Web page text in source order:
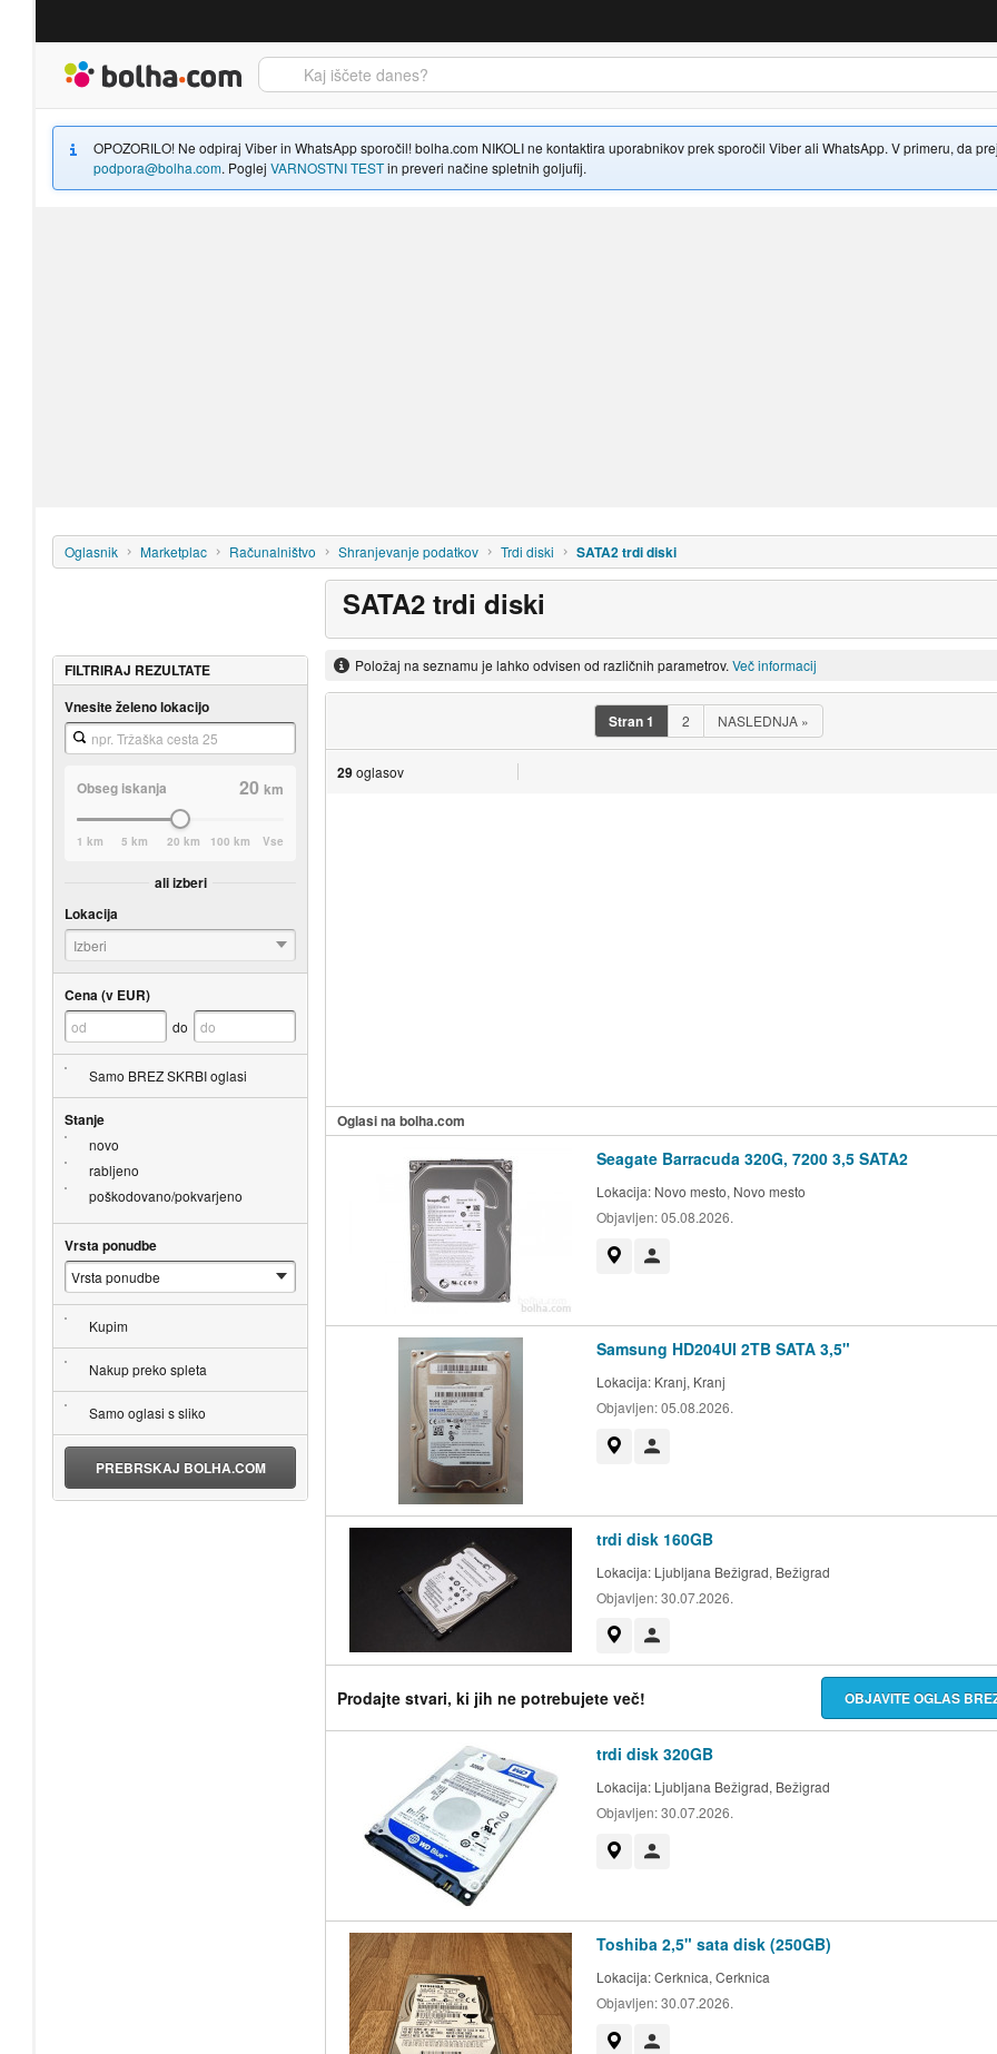
OPOZORILO! Ne odpiraj Viber in WhatsApp sporočil! bolha.com NIKOLI ne kontaktira uporabnikov prek sporočil Viber ali WhatsApp. V primeru, da
podpora@bolha.com. Poglej VARNOSTNI TESTin preveri načine spletnih goljufij.
Oglasnik Marketplac Računalništvo Shranjevanje podatkov Trdi diski SATA2 trdi diski
SATA2 trdi diski
Položaj na seznamu je lahko odvisen od različnih parametrov. Več informacij
Stran1 2 NASLEDNJA »
29oglasov
Oglasi na bolha.com
Seagate Barracuda 320G, 7200 3,5 SATA2
Lokacija: Novo mesto, Novo mesto
Objavljen:05.08.2026.
Samsung HD204UI 2TB SATA 3,5"
Lokacija: Kranj, Kranj
Objavljen:05.08.2026.
trdi disk 160GB
Lokacija: Ljubljana Bežigrad, Bežigrad
Objavljen:30.07.2026.
Prodajte stvari, ki jih ne potrebujete več! OBJAVITE OGLAS
trdi disk 320GB
Lokacija: Ljubljana Bežigrad, Bežigrad
Objavljen:30.07.2026.
Toshiba 2,5" sata disk (250GB)
Lokacija:Cerknica, Cerknica
Objavljen:30.07.2026.
FILTRIRAJ REZULTATE
Vnesite želeno lokacijo
Obseg iskanja 20km
1 km 5 km 20 km 100 km Vse
ali izberi
Lokacija
Izberi
Cena (v EUR)
do
Samo BREZ SKRBI oglasi
Stanje
novo
rabljeno
poškodovano/pokvarjeno
Vrsta ponudbe
Kupim
Nakup preko spleta
Samo oglasi s sliko
PREBRSKAJ BOLHA.COM